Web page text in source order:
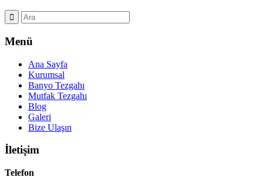
Menü
Ana Sayfa
Kurumsal
Banyo Tezgahı
Mutfak Tezgahı
Blog
Galeri
Bize Ulaşın
İletişim
Telefon